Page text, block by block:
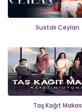
Sustalı Ceylan
Taş Kağıt Makas